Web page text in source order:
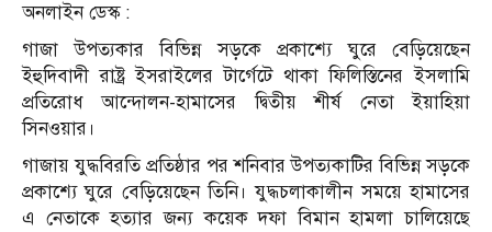
অনলাইন ডেস্ক :
গাজা উপত্যকার বিভিন্ন সড়কে প্রকাশ্যে ঘুরে বেড়িয়েছেন
ইহুদিবাদী রাষ্ট্র ইসরাইলের টার্গেটে থাকা ফিলিস্তিনের ইসলামি
প্রতিরোধ আন্দোলন-হামাসের দ্বিতীয় শীর্ষ নেতা ইয়াহিয়া
সিনওয়ার।
গাজায় যুদ্ধবিরতি প্রতিষ্ঠার পর শনিবার উপত্যকাটির বিভিন্ন সড়কে
প্রকাশ্যে ঘুরে বেড়িয়েছেন তিনি। যুদ্ধচলাকালীন সময়ে হামাসের
এ নেতাকে হত্যার জন্য কয়েক দফা বিমান হামলা চালিয়েছে